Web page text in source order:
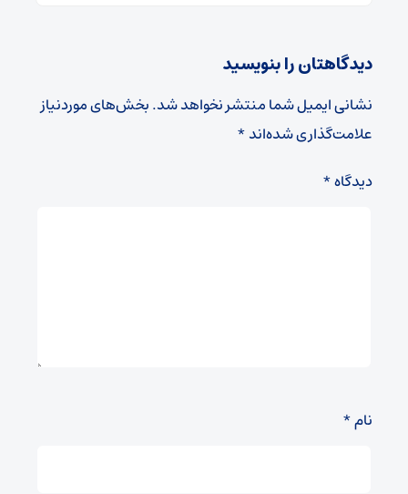
دیدگاهتان را بنویسید
نشانی ایمیل شما منتشر نخواهد شد.بخش‌های موردنیاز
علامت‌گذاری شده‌اند*
دیدگاه*
نام*